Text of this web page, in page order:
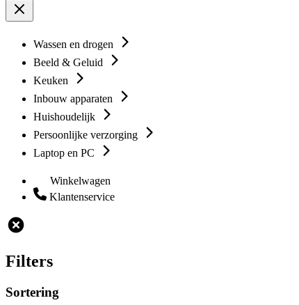
Wassen en drogen
Beeld & Geluid
Keuken
Inbouw apparaten
Huishoudelijk
Persoonlijke verzorging
Laptop en PC
Winkelwagen
Klantenservice
Filters
Sortering